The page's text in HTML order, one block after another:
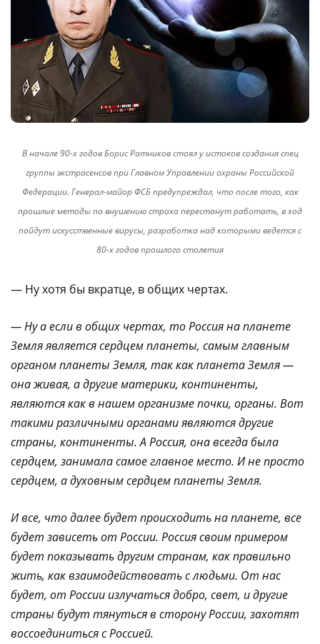
В начале 90-х годов Борис Ратников стоял у истоков создания спец
группы экстрасенсов при Главном Управлении охраны Российской
Федерации. Генерал-майор ФСБ предупреждал, что после того, как
прошлые методы по внушению страха перестанут работать, в ход
пойдут искусственные вирусы, разработка над которыми ведется с
80-х годов прошлого столетия
— Ну хотя бы вкратце, в общих чертах.
— Ну а если в общих чертах, то Россия на планете
Земля является сердцем планеты, самым главным
органом планеты Земля, так как планета Земля —
она живая, а другие материки, континенты,
являются как в нашем организме почки, органы. Вот
такими различными органами являются другие
страны, континенты. А Россия, она всегда была
сердцем, занимала самое главное место. И не просто
сердцем, а духовным сердцем планеты Земля.
И все, что далее будет происходить на планете, все
будет зависеть от России. Россия своим примером
будет показывать другим странам, как правильно
жить, как взаимодействовать с людьми. От нас
будет, от России излучаться добро, свет, и другие
страны будут тянуться в сторону России, захотят
воссоединиться с Россией.